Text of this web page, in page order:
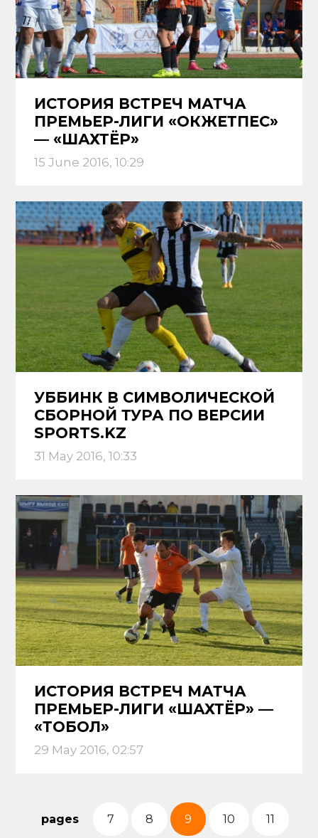
ИСТОРИЯ ВСТРЕЧ МАТЧА
ПРЕМЬЕР-ЛИГИ «ОКЖЕТПЕС»
— «ШАХТЁР»
15 June 2016, 10:29
УББИНК В СИМВОЛИЧЕСКОЙ
СБОРНОЙ ТУРА ПО ВЕРСИИ
SPORTS.KZ
31 May 2016, 10:33
ИСТОРИЯ ВСТРЕЧ МАТЧА
ПРЕМЬЕР-ЛИГИ «ШАХТЁР» —
«ТОБОЛ»
29 May 2016, 02:57
pages 7 8 9 10 11